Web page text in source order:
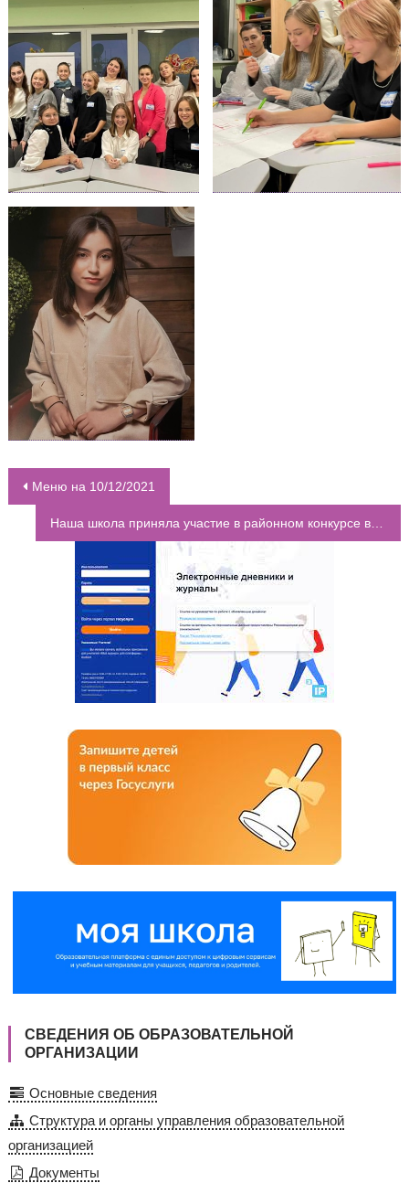
НАВИГАЦИЯ ПО ЗАПИСЯМ
Меню на 10/12/2021
Наша школа приняла участие в районном конкурсе военно-патриотической песни
СВЕДЕНИЯ ОБ ОБРАЗОВАТЕЛЬНОЙ
ОРГАНИЗАЦИИ
Основные сведения
Структура и органы управления образовательной
организацией
Документы